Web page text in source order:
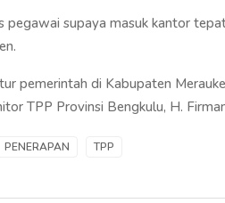
supaya masuk kantor
pemerintah di Kabupaten
TPP Provinsi Bengkulu, H.
PENERAPAN TPP